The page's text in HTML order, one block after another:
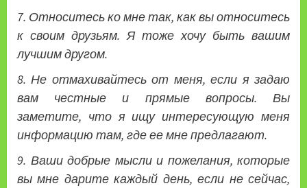
7. Относитесь ко мне так, как вы относитесь
к своим друзьям. Я тоже хочу быть вашим
лучшим другом.
8. Не отмахивайтесь от меня, если я задаю
вам честные и прямые вопросы. Вы
заметите, что я ищу интересующую меня
информацию там, где ее мне предлагают.
9. Ваши добрые мысли и пожелания, которые
вы мне дарите каждый день, если не сейчас,